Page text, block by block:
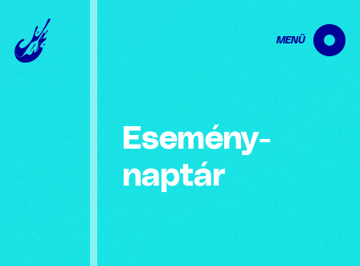
MENÜ
Esemény­
naptár